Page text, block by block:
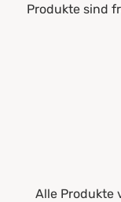
Produkte sind
Alle Produkte